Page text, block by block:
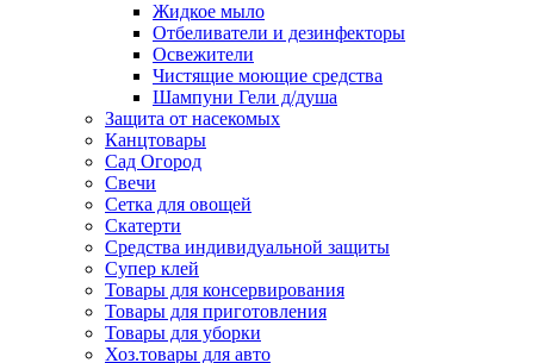
Жидкое мыло
Отбеливатели и дезинфекторы
Освежители
Чистящие моющие средства
Шампуни Гели д/душа
Защита от насекомых
Канцтовары
Сад Огород
Свечи
Сетка для овощей
Скатерти
Средства индивидуальной защиты
Супер клей
Товары для консервирования
Товары для приготовления
Товары для уборки
Хоз.товары для авто